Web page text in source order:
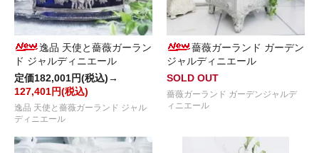
逸品 天使と薔薇ガーラン
ド ジャルディニエール
定価182,001円(税込)→
127,401円(税込)
逸品 天使と薔薇ガーランド ジャル
ディニエール
薔薇ガーランド ガーデン
ジャルディニエール
SOLD OUT
薔薇ガーランド ガーデンジャルデ
ィニエール